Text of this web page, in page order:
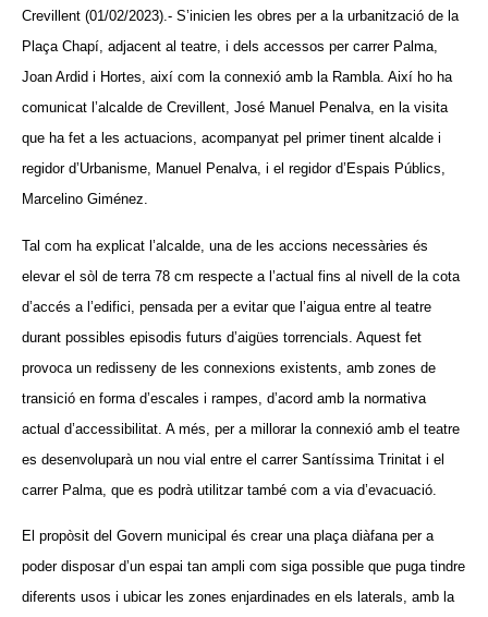
Crevillent (01/02/2023).- S’inicien les obres per a la urbanització de la
Plaça Chapí, adjacent al teatre, i dels accessos per carrer Palma,
Joan Ardid i Hortes, així com la connexió amb la Rambla. Així ho ha
comunicat l’alcalde de Crevillent, José Manuel Penalva, en la visita
que ha fet a les actuacions, acompanyat pel primer tinent alcalde i
regidor d’Urbanisme, Manuel Penalva, i el regidor d’Espais Públics,
Marcelino Giménez.
Tal com ha explicat l’alcalde, una de les accions necessàries és
elevar el sòl de terra 78 cm respecte a l’actual fins al nivell de la cota
d’accés a l’edifici, pensada per a evitar que l’aigua entre al teatre
durant possibles episodis futurs d’aigües torrencials. Aquest fet
provoca un redisseny de les connexions existents, amb zones de
transició en forma d’escales i rampes, d’acord amb la normativa
actual d’accessibilitat. A més, per a millorar la connexió amb el teatre
es desenvoluparà un nou vial entre el carrer Santíssima Trinitat i el
carrer Palma, que es podrà utilitzar també com a via d’evacuació.
El propòsit del Govern municipal és crear una plaça diàfana per a
poder disposar d’un espai tan ampli com siga possible que puga tindre
diferents usos i ubicar les zones enjardinades en els laterals, amb la